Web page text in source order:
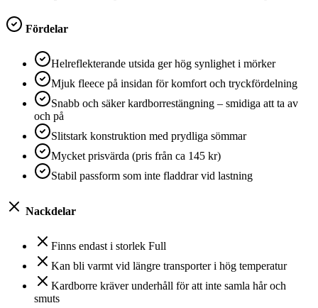
Fördelar
Helreflekterande utsida ger hög synlighet i mörker
Mjuk fleece på insidan för komfort och tryckfördelning
Snabb och säker kardborrestängning – smidiga att ta av
och på
Slitstark konstruktion med prydliga sömmar
Mycket prisvärda (pris från ca 145 kr)
Stabil passform som inte fladdrar vid lastning
Nackdelar
Finns endast i storlek Full
Kan bli varmt vid längre transporter i hög temperatur
Kardborre kräver underhåll för att inte samla hår och
smuts